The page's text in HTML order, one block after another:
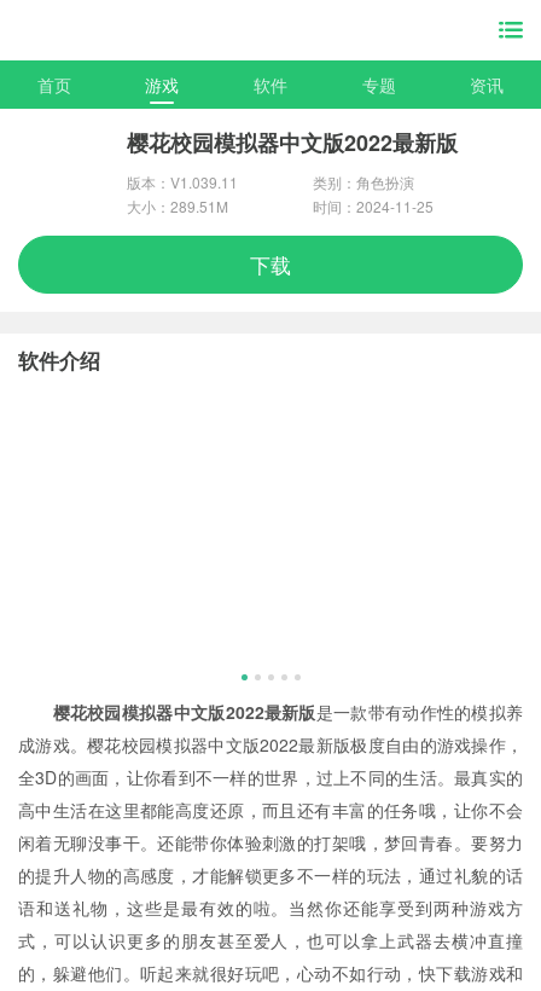
首页 游戏 软件 专题 资讯
樱花校园模拟器中文版2022最新版
版本：V1.039.11
类别：角色扮演
大小：289.51M
时间：2024-11-25
下载
软件介绍
樱花校园模拟器中文版2022最新版是一款带有动作性的模拟养
成游戏。樱花校园模拟器中文版2022最新版极度自由的游戏操作，
全3D的画面，让你看到不一样的世界，过上不同的生活。最真实的
高中生活在这里都能高度还原，而且还有丰富的任务哦，让你不会
闲着无聊没事干。还能带你体验刺激的打架哦，梦回青春。要努力
的提升人物的高感度，才能解锁更多不一样的玩法，通过礼貌的话
语和送礼物，这些是最有效的啦。当然你还能享受到两种游戏方
式，可以认识更多的朋友甚至爱人，也可以拿上武器去横冲直撞
的，躲避他们。听起来就很好玩吧，心动不如行动，快下载游戏和